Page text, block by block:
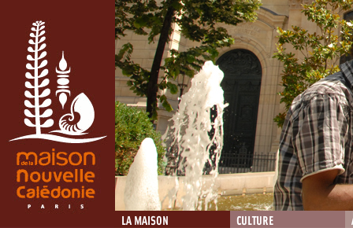
LA MAISON CULTURE